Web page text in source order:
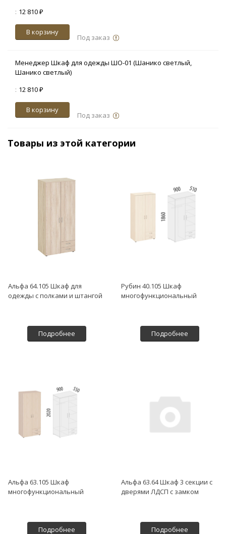
: 12 810 ₽
В корзину
Под заказ
Менеджер Шкаф для одежды ШО-01 (Шанико светлый,
Шанико светлый)
: 12 810 ₽
В корзину
Под заказ
Товары из этой категории
Альфа 64.105 Шкаф для
одежды с полками и штангой
Подробнее
Рубин 40.105 Шкаф
многофункциональный
Подробнее
Альфа 63.105 Шкаф
многофункциональный
Подробнее
Альфа 63.64 Шкаф 3 секции с
дверями ЛДСП с замком
Подробнее